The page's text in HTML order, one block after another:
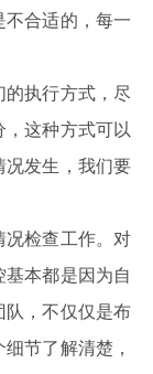
不合适的，每一
的执行方式，尽
，这种方式可以
况发生，我们要
况检查工作。对
本都是因为自
队，不仅仅是布
节了解清楚，